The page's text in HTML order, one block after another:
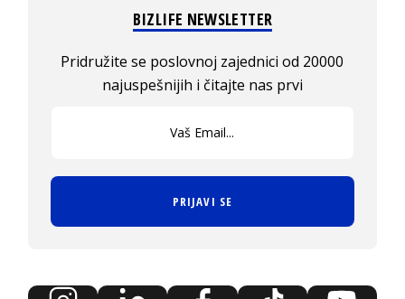
BIZLIFE NEWSLETTER
Pridružite se poslovnoj zajednici od 20000
najuspešnijih i čitajte nas prvi
PRIJAVI SE